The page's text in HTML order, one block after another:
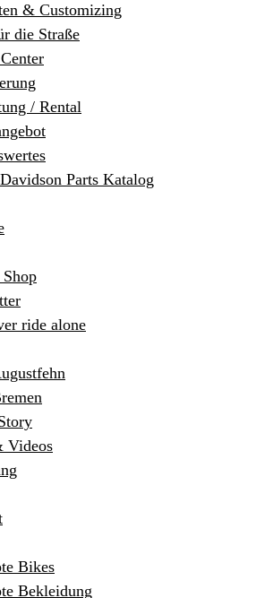
& Customizing
die Straße
/ Rental
Parts Katalog
ride alone
Videos
Bikes
Bekleidung